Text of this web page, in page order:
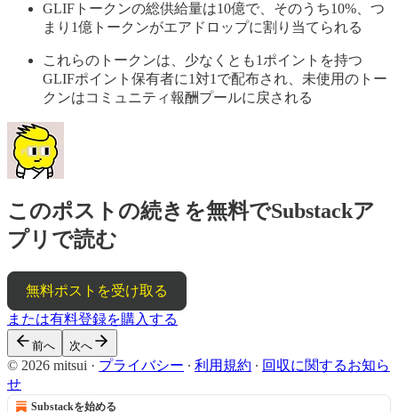
GLIFトークンの総供給量は10億で、そのうち10%、つ
まり1億トークンがエアドロップに割り当てられる
これらのトークンは、少なくとも1ポイントを持つ
GLIFポイント保有者に1対1で配布され、未使用のトー
クンはコミュニティ報酬プールに戻される
このポストの続きを無料でSubstackア
プリで読む
無料ポストを受け取る
または有料登録を購入する
前へ 次へ
© 2026 mitsui · プライバシー ∙ 利用規約 ∙ 回収に関するお知ら
せ
Substackを始める